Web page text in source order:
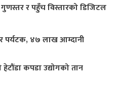
गुणस्तर र पहुँच विस्तारको डिजिटल
पर्यटक, ४७ लाख आम्दानी
कपडा उद्योगको तान